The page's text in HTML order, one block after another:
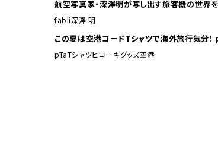
航空写真家・深澤明が写し出す旅客機の世界
fabli深澤 明
pTaTシャツヒコーキグッズ空港